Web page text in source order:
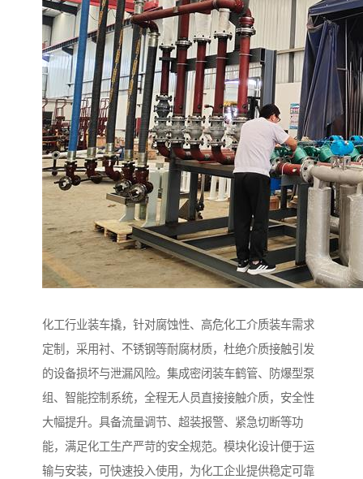
化工行业装车撬，针对腐蚀性、高危化工介质装车需求
定制，采用衬、不锈钢等耐腐材质，杜绝介质接触引发
的设备损坏与泄漏风险。集成密闭装车鹤管、防爆型泵
组、智能控制系统，全程无人员直接接触介质，安全性
大幅提升。具备流量调节、超装报警、紧急切断等功
能，满足化工生产严苛的安全规范。模块化设计便于运
输与安装，可快速投入使用，为化工企业提供稳定可靠